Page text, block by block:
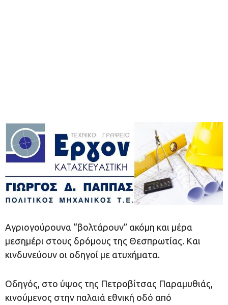
Αγριογούρουνα “βολτάρουν” ακόμη και μέρα
μεσημέρι στους δρόμους της Θεσπρωτίας. Και
κινδυνεύουν οι οδηγοί με ατυχήματα.
Οδηγός, στο ύψος της Πετροβίτσας Παραμυθιάς,
κινούμενος στην παλαιά εθνική οδό από